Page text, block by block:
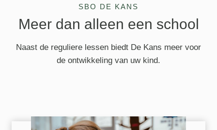
SBO DE KANS
Meer dan alleen een school
Naast de reguliere lessen biedt De Kans meer voor
de ontwikkeling van uw kind.